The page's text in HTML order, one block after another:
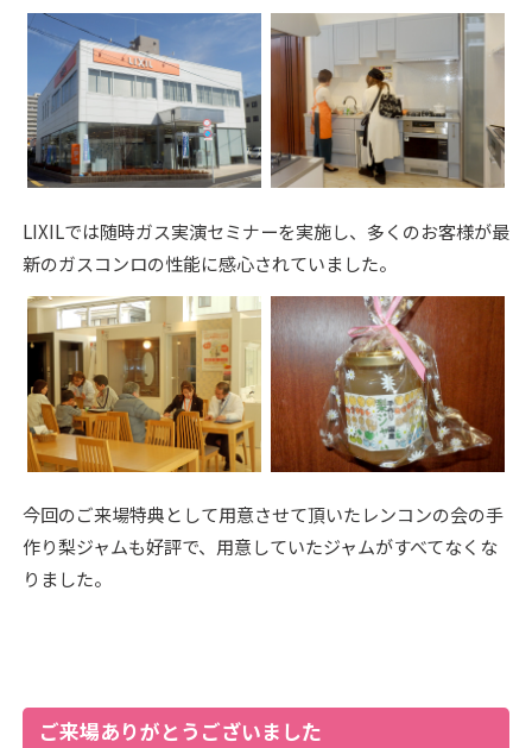
LIXILでは随時ガス実演セミナーを実施し、多くのお客様が最
新のガスコンロの性能に感心されていました。
今回のご来場特典として用意させて頂いたレンコンの会の手
作り梨ジャムも好評で、用意していたジャムがすべてなくな
りました。
ご来場ありがとうございました